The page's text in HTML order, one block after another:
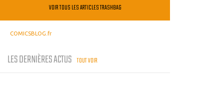
VOIR TOUS LES ARTICLES TRASHBAG
COMICSBLOG.fr
LES DERNIÈRES ACTUS TOUT VOIR